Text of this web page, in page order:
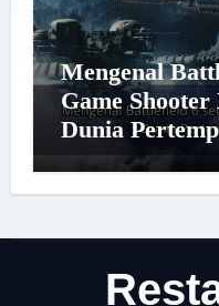
Mengenal
Game
Dunia